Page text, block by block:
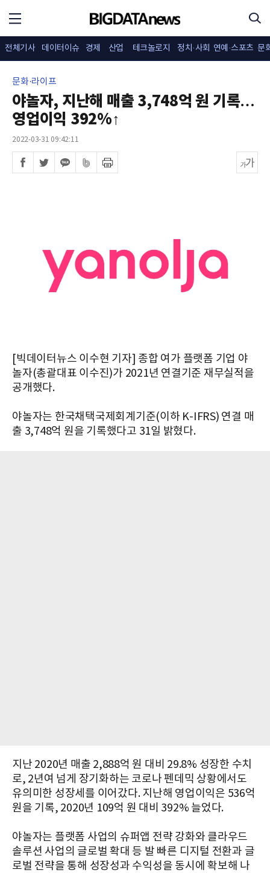
전체기사 데이터이슈 경제 산업 테크놀로지 정치·사회 연예·스포츠 문
문화·라이프
야놀자, 지난해 매출 3,748억 원 기록…
영업이익 392%↑
2022-03-31 09:42:11
[빅데이터뉴스 이수현 기자] 종합 여가 플랫폼 기업 야
놀자(총괄대표 이수진)가 2021년 연결기준 재무실적을
공개했다.
야놀자는 한국채택국제회계기준(이하 K-IFRS) 연결 매
출 3,748억 원을 기록했다고 31일 밝혔다.
지난 2020년 매출 2,888억 원 대비 29.8% 성장한 수치
로, 2년여 넘게 장기화하는 코로나 펜데믹 상황에서도
유의미한 성장세를 이어갔다. 지난해 영업이익은 536억
원을 기록, 2020년 109억 원 대비 392% 늘었다.
야놀자는 플랫폼 사업의 슈퍼앱 전략 강화와 클라우드
솔루션 사업의 글로벌 확대 등 발 빠른 디지털 전환과 글
로벌 전략을 통해 성장성과 수익성을 동시에 확보해 나